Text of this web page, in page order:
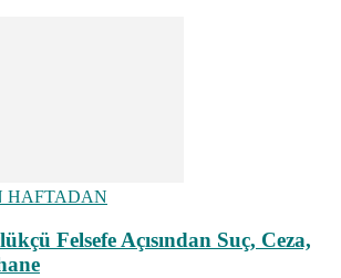
HAFTADAN
Felsefe Açısından Suç, Ceza,